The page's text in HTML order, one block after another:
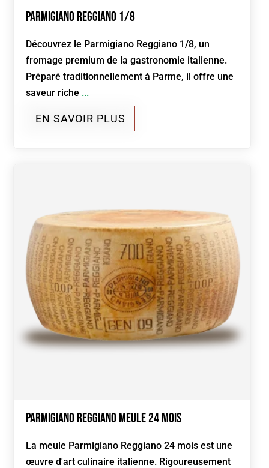
Parmigiano Reggiano 1/8
Découvrez le Parmigiano Reggiano 1/8, un
fromage premium de la gastronomie italienne.
Préparé traditionnellement à Parme, il offre une
saveur riche ...
EN SAVOIR PLUS
Parmigiano Reggiano Meule 24 mois
La meule Parmigiano Reggiano 24 mois est une
œuvre d'art culinaire italienne. Rigoureusement